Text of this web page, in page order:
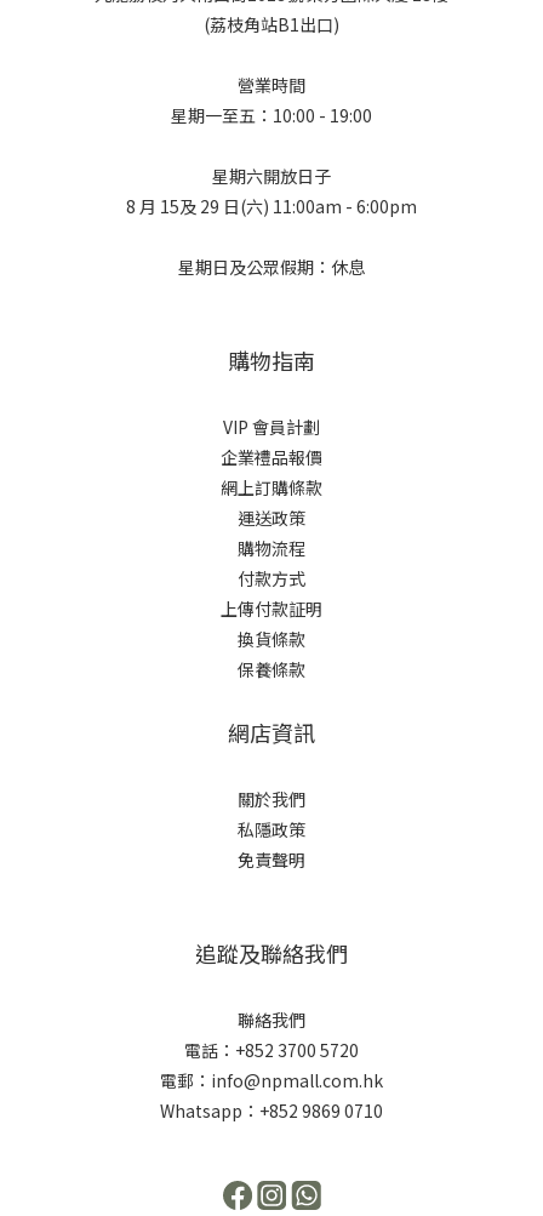
(荔枝角站B1出口)
營業時間
星期一至五：10:00 - 19:00
星期六開放日子
8 月 15及 29 日(六) 11:00am - 6:00pm
星期日及公眾假期：休息
購物指南
VIP 會員計劃
企業禮品報價
網上訂購條款
運送政策
購物流程
付款方式
上傳付款証明
換貨條款
保養條款
網店資訊
關於我們
私隱政策
免責聲明
追蹤及聯絡我們
聯絡我們
電話：+852 3700 5720
電郵：info@npmall.com.hk
Whatsapp：+852 9869 0710